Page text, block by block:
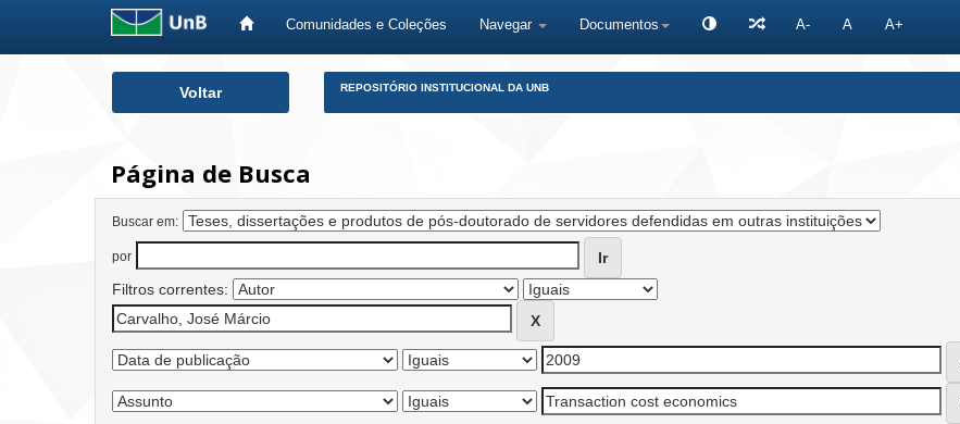
Comunidades e Coleções Navegar Documentos A- A A+
Voltar REPOSITÓRIO INSTITUCIONAL DA UNB
Página de Busca
Buscar em:
por
Filtros correntes: